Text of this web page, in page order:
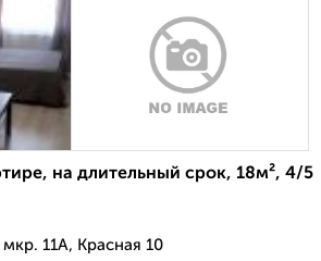
на длительный срок, 18м², 4/5
11А, Красная 10